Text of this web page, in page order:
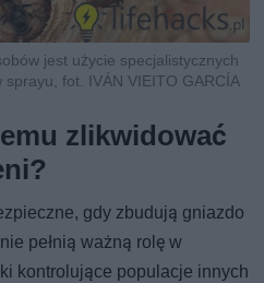
jest użycie specjalistycznych
fot. IVÁN VIEITO GARCÍA
zlikwidować
gdy zbudują gniazdo
pełnią ważną rolę w
kontrolujące populacje innych